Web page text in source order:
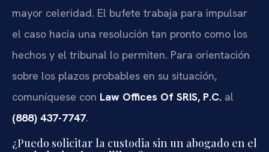
mayor celeridad. El bufete trabaja para impulsar
el caso hacia una resolución tan pronto como los
hechos y el tribunal lo permiten. Para orientación
sobre los plazos probables en su situación,
comuníquese con Law Offices Of SRIS, P.C. al
(888) 437-7747.
¿Puedo solicitar la custodia sin un abogado en el